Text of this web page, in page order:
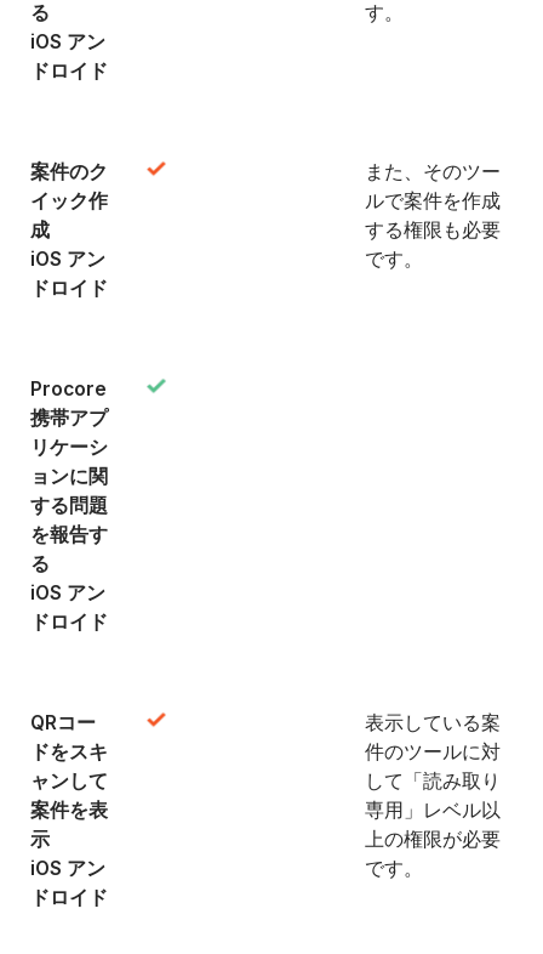
る
iOS アン
ドロイド
す。
案件のク
イック作
成
iOS アン
ドロイド
また、そのツー
ルで案件を作成
する権限も必要
です。
Procore
携帯アプ
リケーシ
ョンに関
する問題
を報告す
る
iOS アン
ドロイド
QRコー
ドをスキ
ャンして
案件を表
示
iOS アン
ドロイド
表示している案
件のツールに対
して「読み取り
専用」レベル以
上の権限が必要
です。